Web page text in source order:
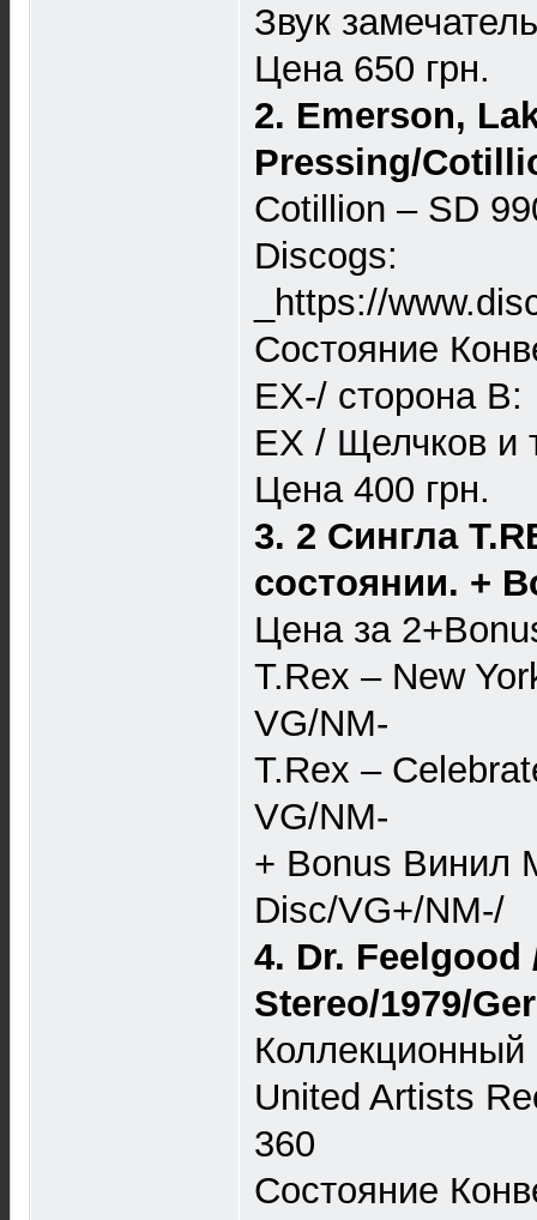
Звук
Цена 650 грн.
2. Emerson,
Pressing/
Cotillion – SD
Discogs:
_https://
Состояние
EX-/ сторона B:
EX / Щелчков и
Цена 400 грн.
3. 2 Сингла
состоянии. +
Цена за
T.Rex – New
VG/NM-
T.Rex –
VG/NM-
+ Bonus Винил
Disc/VG+/NM-/
4. Dr.
Stereo/1979/
Коллекционный
United Artists
360
Состояние